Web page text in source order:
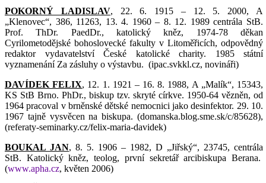
POKORNÝ LADISLAV, 22. 6. 1915 – 12. 5. 2000, A
„Klenovec“, 386, 11263, 13. 4. 1960 – 8. 12. 1989 centrála StB.
Prof. ThDr. PaedDr., katolický kněz, 1974-78 děkan
Cyrilometodějské bohoslovecké fakulty v Litoměřicích, odpovědný
redaktor vydavatelství České katolické charity. 1985 státní
vyznamenání Za zásluhy o výstavbu. (ipac.svkkl.cz, novináři)
DAVÍDEK FELIX, 12. 1. 1921 – 16. 8. 1988, A „Malík“, 15343,
KS StB Brno. PhDr., biskup tzv. skryté církve. 1950-64 vězněn, od
1964 pracoval v brněnské dětské nemocnici jako desinfektor. 29. 10.
1967 tajně vysvěcen na biskupa. (domanska.blog.sme.sk/c/85628),
(referaty-seminarky.cz/felix-maria-davidek)
BOUKAL JAN, 8. 5. 1906 – 1982, D „Jiřský“, 23745, centrála
StB. Katolický kněz, teolog, první sekretář arcibiskupa Berana.
(www.apha.cz, květen 2006)